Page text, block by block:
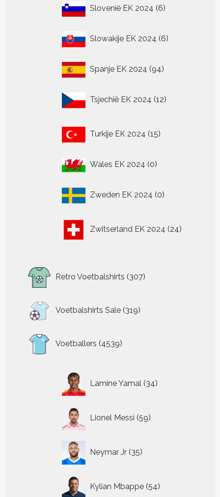
Slovenië EK 2024 66
Slowakije EK 2024 6
producten
Spanje EK 2024 9494
Tsjechië EK 2024 12
producten
Turkije EK 2024 15
producten
Wales EK 2024 00
Zweden EK 2024 0
producten
Zwitserland EK 2024 24
producten
Retro Voetbalshirts 307
producten
Voetbalshirts Sale 319
319
producten
Voetballers 4539
producten
Lamine Yamal 34
producten
Lionel Messi 59
producten
Neymar Jr 35
producten
Kylian Mbappe 54
producten